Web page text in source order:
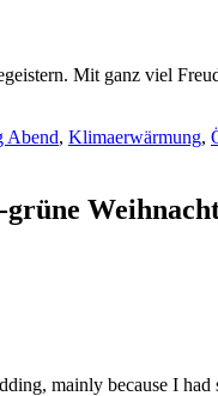
Mit ganz viel
Abend, Klimaerwärmung,
grüne
mainly because I had